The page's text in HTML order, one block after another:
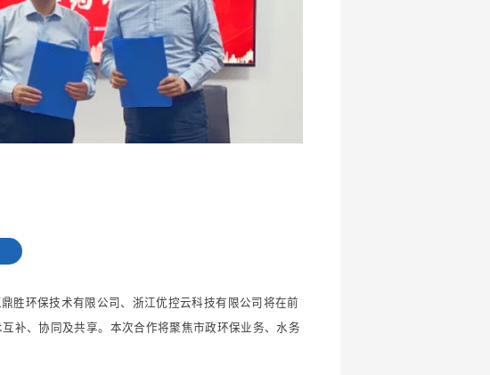
胜环保技术有限公司、浙江优控云科技有限公司将在前
补、协同及共享。本次合作将聚焦市政环保业务、水务